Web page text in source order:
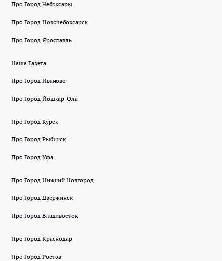
Про Город Чебоксары
Про Город Новочебоксарск
Про Город Ярославль
Наша Газета
Про Город Иваново
Про Город Йошкар-Ола
Про Город Курск
Про Город Рыбинск
Про Город Уфа
Про Город Нижний Новгород
Про Город Дзержинск
Про Город Владивосток
Про Город Краснодар
Про Город Ростов